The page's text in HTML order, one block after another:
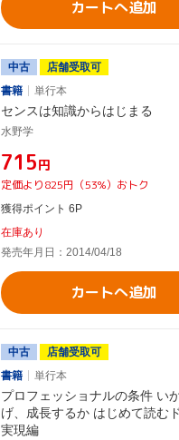
カートへ追加
中古
店舗受取可
書籍
単行本
センスは知識からはじまる
水野学
¥715円
定価より825円（53%）おトク
獲得ポイント 6P
在庫あり
発売年月日：2014/04/18
カートへ追加
中古
店舗受取可
書籍
単行本
プロフェッショナルの条件 い
げ、成長するか はじめて読む
実現編